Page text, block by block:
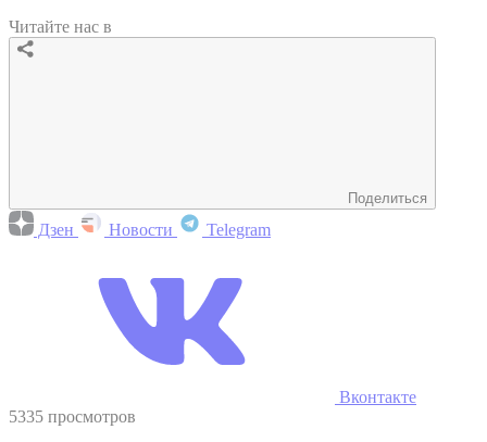
Читайте нас в
Поделиться
Дзен Новости Telegram
Вконтакте
5335 просмотров